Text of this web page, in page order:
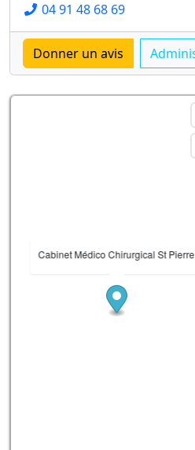
04 91 48 68 69
Cabinet Médico Chirurgical St Pierre